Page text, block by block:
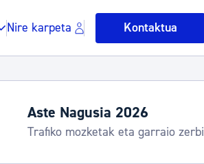
Nire karpeta Kontaktua